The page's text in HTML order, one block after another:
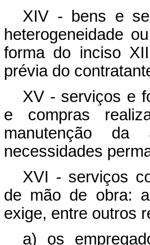
XIV - bens e
heterogeneidade
forma do inciso
prévia do
XV - serviços e
e compras
manutenção da
necessidades
XVI - serviços
de mão de obra:
exige, entre outros
a) os